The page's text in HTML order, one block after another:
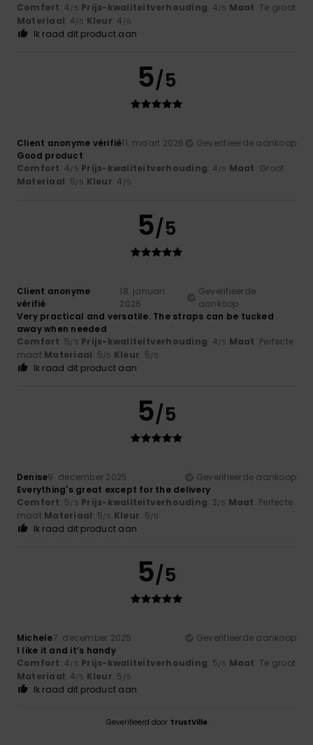
Comfort: 4/5 Prijs-kwaliteitverhouding: 4/5 Maat: Te groot
Materiaal: 4/5 Kleur: 4 /5
Ik raad dit product aan
5/5
Client anonyme vérifié11. maart 2026
Geverifieerde aankoop
Good product
Comfort: 4/5 Prijs-kwaliteitverhouding: 4/5 Maat: Groot
Materiaal: 5/5 Kleur: 4 /5
5/5
Client anonyme
vérifié
18. januari
2026
Geverifieerde
aankoop
Very practical and versatile. The straps can be tucked
away when needed
Comfort: 5/5 Prijs-kwaliteitverhouding: 4/5 Maat: Perfecte
maat Materiaal: 5/5 Kleur: 5/5
Ik raad dit product aan
5/5
Denise9. december 2025
Geverifieerde aankoop
Everything's great except for the delivery
Comfort: 5/5 Prijs-kwaliteitverhouding: 3/5 Maat: Perfecte
maat Materiaal: 5/5 Kleur: 5/5
Ik raad dit product aan
5/5
Michele7. december 2025
Geverifieerde aankoop
I like it and it’s handy
Comfort: 4/5 Prijs-kwaliteitverhouding: 5/5 Maat: Te groot
Materiaal: 4/5 Kleur: 5 /5
Ik raad dit product aan
Geverifieerd door TrustVille